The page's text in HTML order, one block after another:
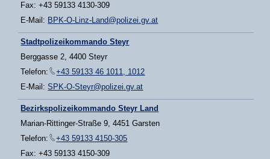
Fax: +43 59133 4130-309
E-Mail: BPK-O-Linz-Land@polizei.gv.at
Stadtpolizeikommando Steyr
Berggasse 2, 4400 Steyr
Telefon:
+43 59133 46 1011, 1012
E-Mail:SPK-O-Steyr@polizei.gv.at
Bezirkspolizeikommando Steyr Land
Marian-Rittinger-Straße 9, 4451 Garsten
Telefon:
+43 59133 4150-305
Fax: +43 59133 4150-309